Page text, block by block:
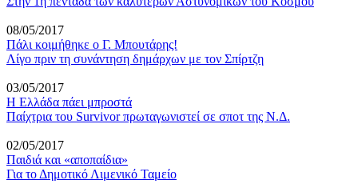
08/05/2017
Πάλι κοιμήθηκε ο Γ. Μπουτάρης!
Λίγο πριν τη συνάντηση δημάρχων με τον Σπίρτζη
03/05/2017
H Ελλάδα πάει μπροστά
Παίχτρια του Survivor πρωταγωνιστεί σε σποτ της Ν.Δ.
02/05/2017
Παιδιά και «αποπαίδια»
Για το Δημοτικό Λιμενικό Ταμείο